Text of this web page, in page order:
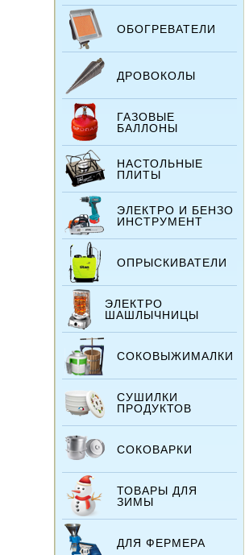
ОБОГРЕВАТЕЛИ
ДРОВОКОЛЫ
ГАЗОВЫЕ
БАЛЛОНЫ
НАСТОЛЬНЫЕ
ПЛИТЫ
ЭЛЕКТРО И БЕНЗО
ИНСТРУМЕНТ
ОПРЫСКИВАТЕЛИ
ЭЛЕКТРО
ШАШЛЫЧНИЦЫ
СОКОВЫЖИМАЛКИ
СУШИЛКИ
ПРОДУКТОВ
СОКОВАРКИ
ТОВАРЫ ДЛЯ
ЗИМЫ
ДЛЯ ФЕРМЕРА